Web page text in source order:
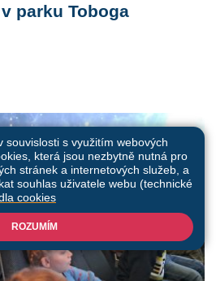
parku Toboga
souvislosti s využitím webových
která jsou nezbytně nutná pro
stránek a internetových služeb, a
souhlas uživatele webu (technické
cookies
ROZUMÍM